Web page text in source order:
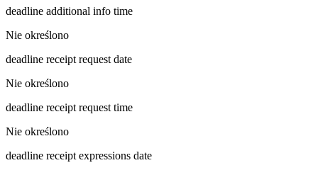
deadline additional info time
Nie określono
deadline receipt request date
Nie określono
deadline receipt request time
Nie określono
deadline receipt expressions date